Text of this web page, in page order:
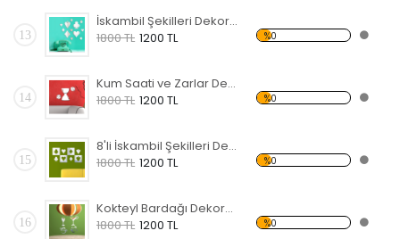
13
İskambil Şekilleri Dekoratif Kırılmaz Ayna
1800 TL 1200 TL %0
14
Kum Saati ve Zarlar Dekoratif Kırılmaz Ayna
1800 TL 1200 TL %0
15
8'li İskambil Şekilleri Dekoratif Kırılmaz Ayna
1800 TL 1200 TL %0
16
Kokteyl Bardağı Dekoratif Kırılmaz Ayna
1800 TL 1200 TL %0